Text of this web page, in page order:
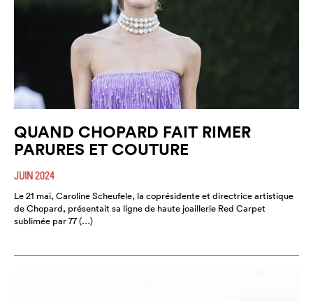
QUAND CHOPARD FAIT RIMER
PARURES ET COUTURE
JUIN 2024
Le 21 mai, Caroline Scheufele, la coprésidente et directrice artistique
de Chopard, présentait sa ligne de haute joaillerie Red Carpet
sublimée par 77 (…)